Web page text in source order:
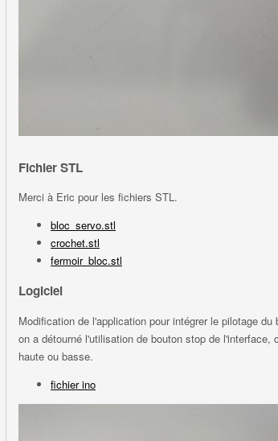
Fichier STL
Merci à Eric pour les fichiers STL.
bloc_servo.stl
crochet.stl
fermoir_bloc.stl
Logiciel
Modification de l'application pour intégrer le pilotage
on a détourné l'utilisation de bouton stop de
haute ou basse.
fichier ino